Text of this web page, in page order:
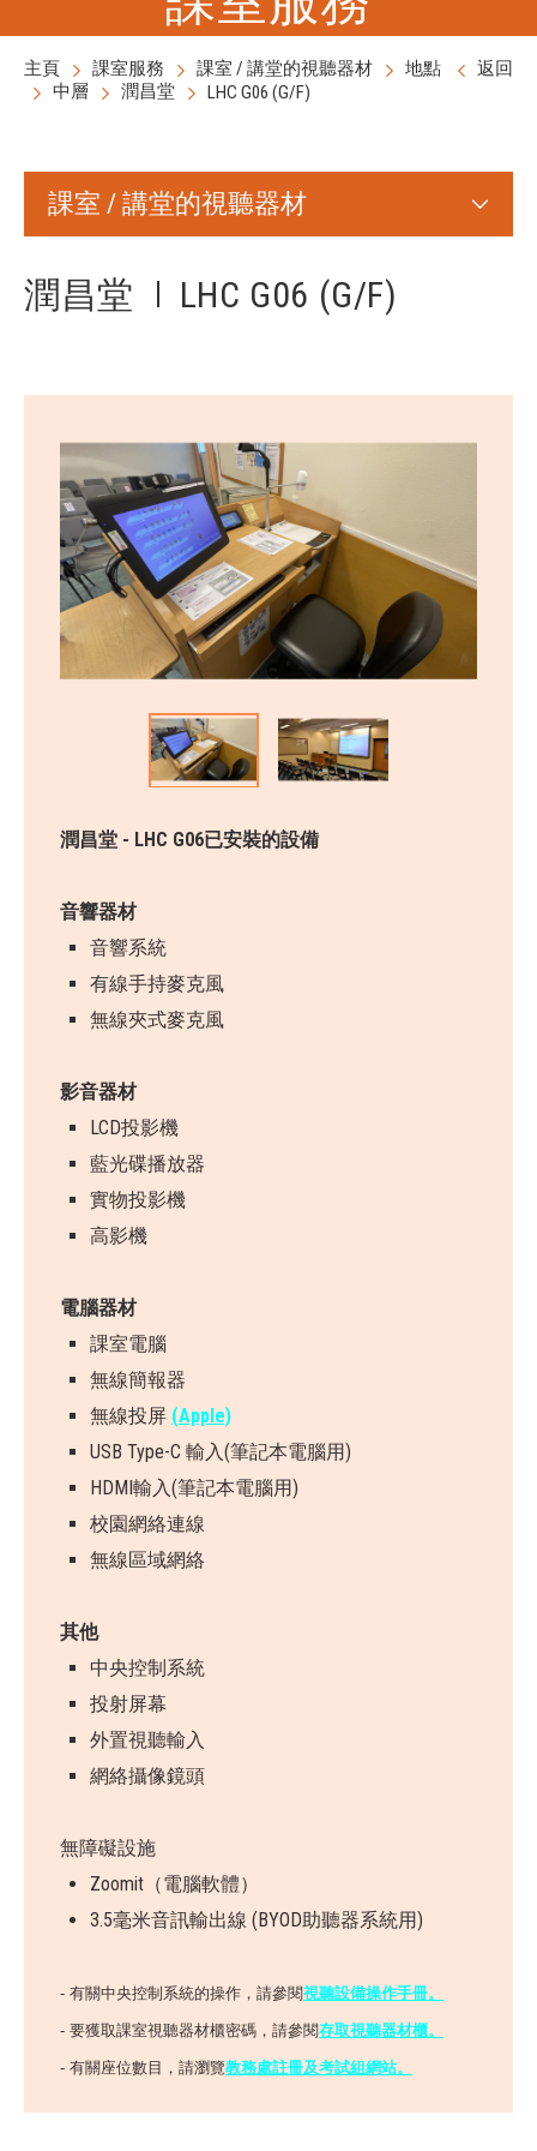
返回
主頁 課室服務 課室 / 講堂的視聽器材
地點
中層
潤昌堂 LHC G06 (G/F)
課室 / 講堂的視聽器材
潤昌堂 LHC G06 (G/F)
潤昌堂 - LHC G06已安裝的設備
音響器材
音響系統
有線手持麥克風
無線夾式麥克風
影音器材
LCD投影機
藍光碟播放器
實物投影機
高影機
電腦器材
課室電腦
無線簡報器
無線投屏 (Apple)
USB Type-C 輸入(筆記本電腦用)
HDMI輸入(筆記本電腦用)
校園網絡連線
無線區域網絡
其他
中央控制系統
投射屏幕
外置視聽輸入
網絡攝像鏡頭
無障礙設施
Zoomit（電腦軟體）
3.5毫米音訊輸出線 (BYOD助聽器系統用)
- 有關中央控制系統的操作，請參閱視聽設備操作手冊。
- 要獲取課室視聽器材櫃密碼，請參閱存取視聽器材櫃。
- 有關座位數目，請瀏覽教務處註冊及考試組網站。